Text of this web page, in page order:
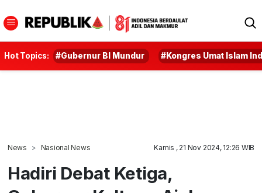
Hot Topics: #Gubernur BI Mundur #Kongres Umat Islam
News Nasional News Kamis , 21 Nov 2024, 12:26 WIB
Hadiri Debat Ketiga,